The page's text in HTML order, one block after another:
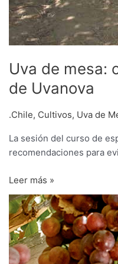
Uva de mesa:
de Uvanova
.Chile, Cultivos, Uva de
La sesión del curso de
recomendaciones para
Leer más »
La
eficiencia
en
el
uso